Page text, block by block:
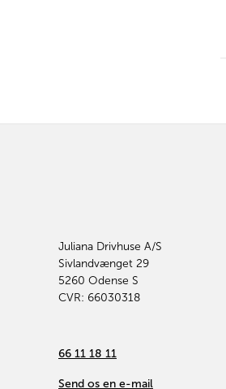
Juliana Drivhuse A/S
Sivlandvænget 29
5260 Odense S
CVR: 66030318
66 11 18 11
Send os en e-mail